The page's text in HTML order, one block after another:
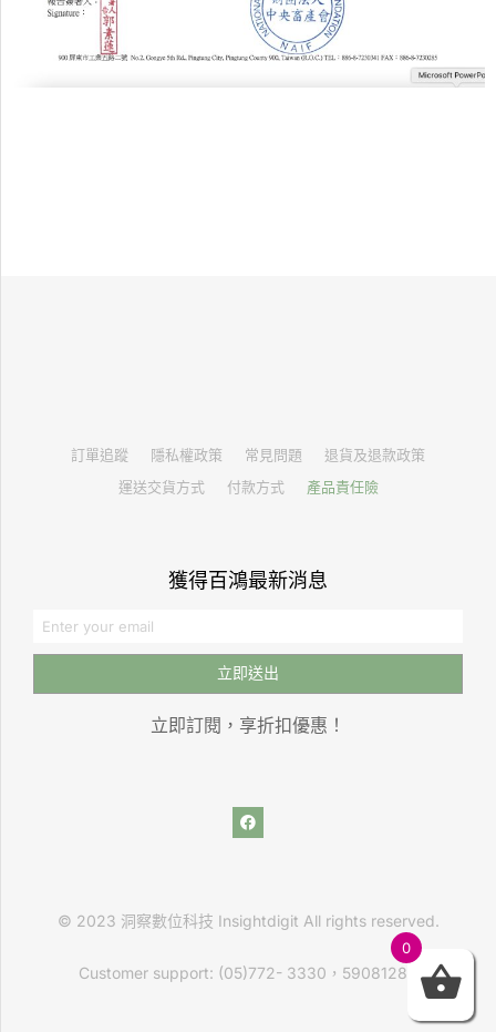
訂單追蹤 隱私權政策 常見問題
退貨及退款政策
運送交貨方式
付款方式 產品責任險
獲得百鴻最新消息
立即送出
立即訂閱，享折扣優惠！
© 2023 洞察數位科技 Insightdigit All rights reserved.
Customer support: (05)772- 3330，59081289
0